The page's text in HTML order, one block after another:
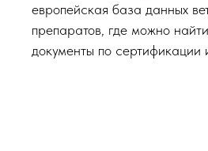
европейская база данных
препаратов, где можно
документы по сертификации